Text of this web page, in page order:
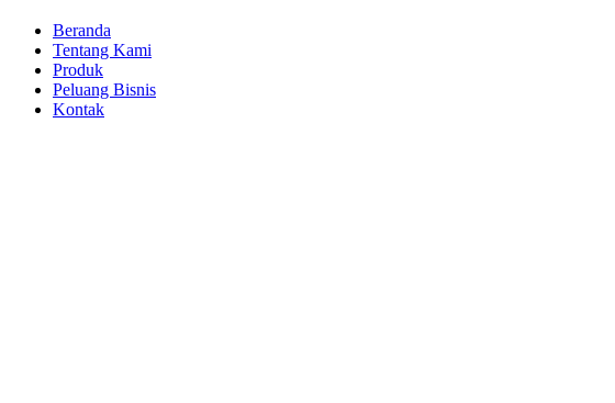
Beranda
Tentang Kami
Produk
Peluang Bisnis
Kontak